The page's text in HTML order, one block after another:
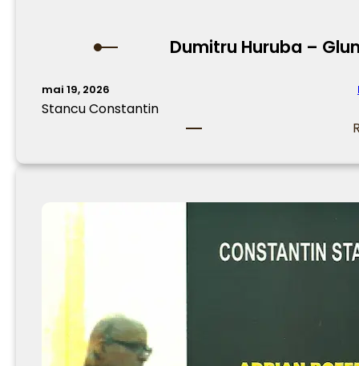
Dumitru Huruba –
mai 19, 2026
Stancu Constantin